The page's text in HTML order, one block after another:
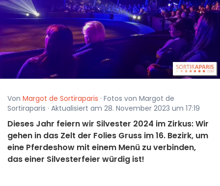
Von Margot de Sortiraparis · Fotos von Margot de
Sortiraparis · Aktualisiert am 28. November 2023 um 17:19
Dieses Jahr feiern wir Silvester 2024 im Zirkus: Wir
gehen in das Zelt der Folies Gruss im 16. Bezirk, um
eine Pferdeshow mit einem Menü zu verbinden,
das einer Silvesterfeier würdig ist!